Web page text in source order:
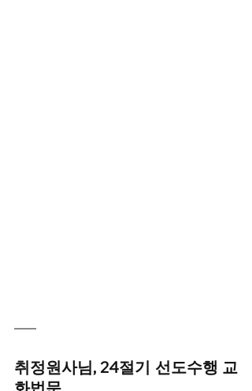
취정원사님, 24절기 선도수행 교